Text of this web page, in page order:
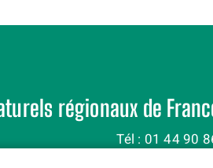
régionaux de
Tél : 01 44 90